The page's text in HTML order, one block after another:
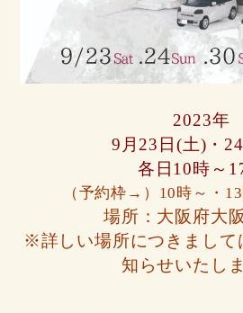
2023年
9月23日(土)・
各日10時～
（予約枠→）10時～・
場所：大阪府大
※詳しい場所につきまして
知らせいたしま